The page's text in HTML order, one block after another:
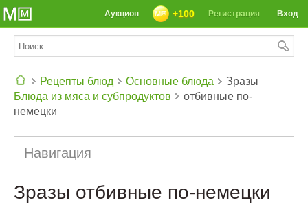
Вход
Регистрация
+100
Аукцион
Рецепты блюд
Основные блюда
Блюда из мяса и субпродуктов
Зразы
отбивные по-
немецки
Навигация
Зразы отбивные по-немецки